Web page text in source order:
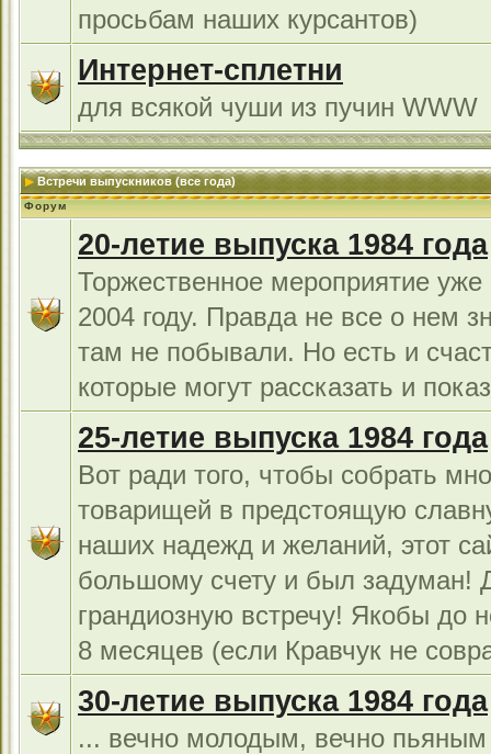
просьбам наших курсантов)
Интернет-сплетни
для всякой чуши из пучин WWW
Встречи выпускников (все года)
Форум
20-летие выпуска 1984 года
Торжественное мероприятие уже
2004 году. Правда не все о нем
там не побывали. Но есть и
которые могут рассказать и
25-летие выпуска 1984 года
Вот ради того, чтобы собрать
товарищей в предстоящую
наших надежд и желаний, этот
большому счету и был задуман!
грандиозную встречу! Якобы до
8 месяцев (если Кравчук не
30-летие выпуска 1984 года
... вечно молодым, вечно